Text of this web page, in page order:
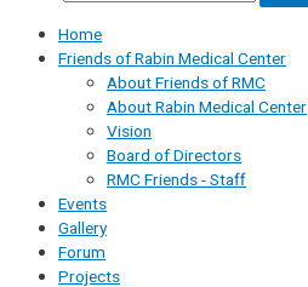
Home
Friends of Rabin Medical Center
About Friends of RMC
About Rabin Medical Center
Vision
Board of Directors
RMC Friends - Staff
Events
Gallery
Forum
Projects